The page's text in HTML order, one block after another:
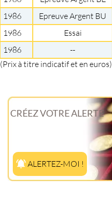
1986
Epreuve Argent BU
1986
Essai
1986
--
(Prix à titre indicatif et en euros)
CRÉEZ VOTRE ALERTE
ALERTEZ-MOI !